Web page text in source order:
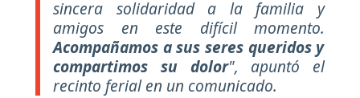
sincera solidaridad a la familia y
amigos en este difícil momento.
Acompañamos a sus seres queridos y
compartimos su dolor", apuntó el
recinto ferial en un comunicado.